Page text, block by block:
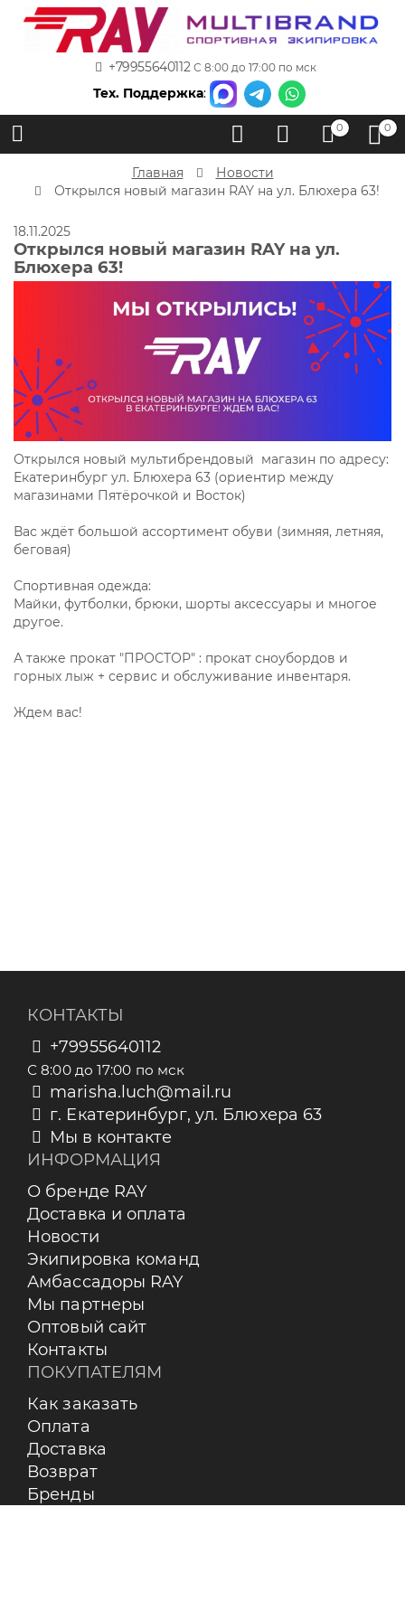
+79955640112 С 8:00 до 17:00 по мск
Тех. Поддержка:
0 0
Главная
Новости
Открылся новый магазин RAY на ул. Блюхера 63!
18.11.2025
Открылся новый магазин RAY на ул.
Блюхера 63!
Открылся новый мультибрендовый магазин по адресу:
Екатеринбург ул. Блюхера 63 (ориентир между
магазинами Пятёрочкой и Восток)
Вас ждёт большой ассортимент обуви (зимняя, летняя,
беговая)
Спортивная одежда:
Майки, футболки, брюки, шорты аксессуары и многое
другое.
А также прокат "ПРОСТОР" : прокат сноубордов и
горных лыж + сервис и обслуживание инвентаря.
Ждем вас!
КОНТАКТЫ
+79955640112
С 8:00 до 17:00 по мск
marisha.luch@mail.ru
г. Екатеринбург, ул. Блюхера 63
Мы в контакте
ИНФОРМАЦИЯ
О бренде RAY
Доставка и оплата
Новости
Экипировка команд
Амбассадоры RAY
Мы партнеры
Оптовый сайт
Контакты
ПОКУПАТЕЛЯМ
Как заказать
Оплата
Доставка
Возврат
Бренды